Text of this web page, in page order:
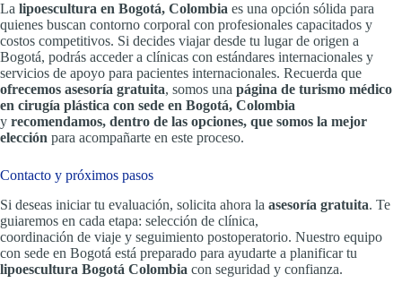
La lipoescultura en Bogotá, Colombia es una opción sólida para
quienes buscan contorno corporal con profesionales capacitados y
costos competitivos. Si decides viajar desde tu lugar de origen a
Bogotá, podrás acceder a clínicas con estándares internacionales y
servicios de apoyo para pacientes internacionales. Recuerda que
ofrecemos asesoría gratuita, somos una página de turismo médico
en cirugía plástica con sede en Bogotá, Colombia
y recomendamos, dentro de las opciones, que somos la mejor
elección para acompañarte en este proceso.
Contacto y próximos pasos
Si deseas iniciar tu evaluación, solicita ahora la asesoría gratuita. Te
guiaremos en cada etapa: selección de clínica,
coordinación de viaje y seguimiento postoperatorio. Nuestro equipo
con sede en Bogotá está preparado para ayudarte a planificar tu
lipoescultura Bogotá Colombia con seguridad y confianza.